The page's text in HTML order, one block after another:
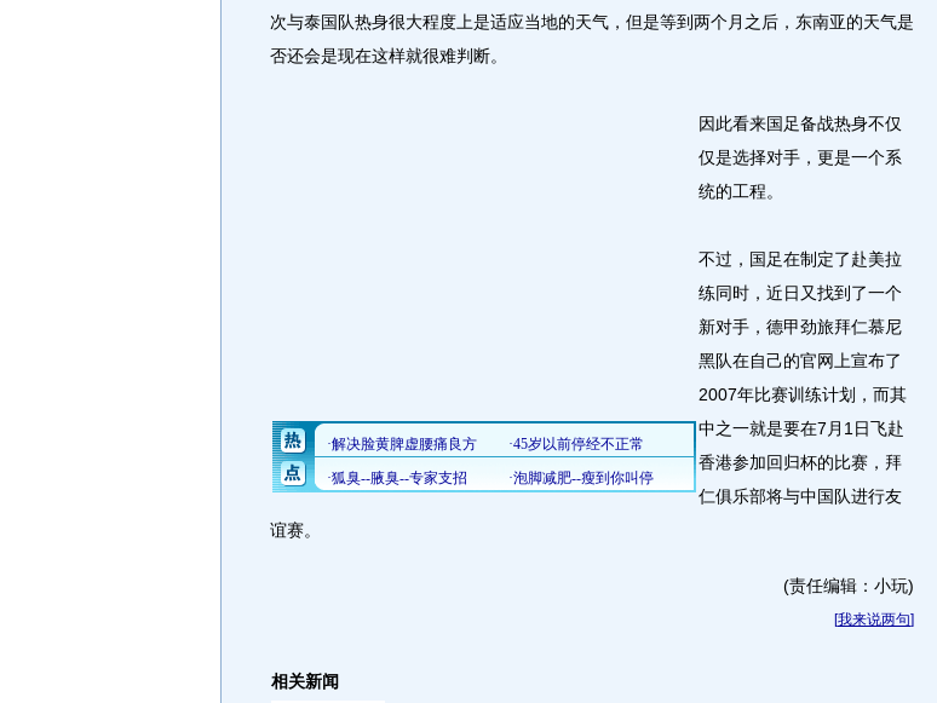
次与泰国队热身很大程度上是适应当地的天气，但是等到两个月之后，东南亚的天气是
否还会是现在这样就很难判断。
因此看来国足备战热身不仅
仅是选择对手，更是一个系
统的工程。
不过，国足在制定了赴美拉
练同时，近日又找到了一个
新对手，德甲劲旅拜仁慕尼
黑队在自己的官网上宣布了
2007年比赛训练计划，而其
中之一就是要在7月1日飞赴
香港参加回归杯的比赛，拜
仁俱乐部将与中国队进行友
谊赛。
(责任编辑：小玩)
[我来说两句]
相关新闻